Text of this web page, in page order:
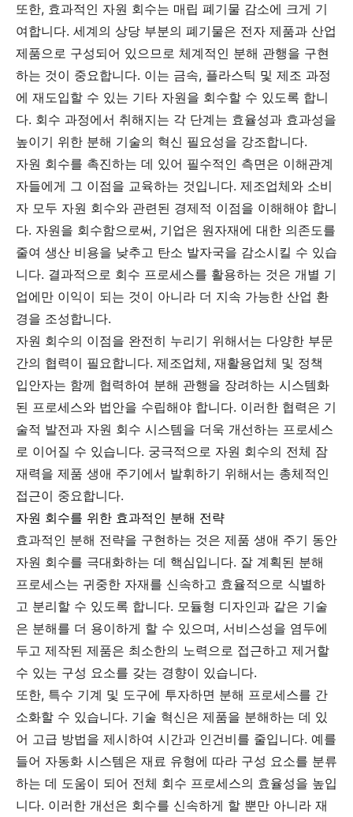
또한, 효과적인 자원 회수는 매립 폐기물 감소에 크게 기
여합니다. 세계의 상당 부분의 폐기물은 전자 제품과 산업
제품으로 구성되어 있으므로 체계적인 분해 관행을 구현
하는 것이 중요합니다. 이는 금속, 플라스틱 및 제조 과정
에 재도입할 수 있는 기타 자원을 회수할 수 있도록 합니
다. 회수 과정에서 취해지는 각 단계는 효율성과 효과성을
높이기 위한 분해 기술의 혁신 필요성을 강조합니다.
자원 회수를 촉진하는 데 있어 필수적인 측면은 이해관계
자들에게 그 이점을 교육하는 것입니다. 제조업체와 소비
자 모두 자원 회수와 관련된 경제적 이점을 이해해야 합니
다. 자원을 회수함으로써, 기업은 원자재에 대한 의존도를
줄여 생산 비용을 낮추고 탄소 발자국을 감소시킬 수 있습
니다. 결과적으로 회수 프로세스를 활용하는 것은 개별 기
업에만 이익이 되는 것이 아니라 더 지속 가능한 산업 환
경을 조성합니다.
자원 회수의 이점을 완전히 누리기 위해서는 다양한 부문
간의 협력이 필요합니다. 제조업체, 재활용업체 및 정책
입안자는 함께 협력하여 분해 관행을 장려하는 시스템화
된 프로세스와 법안을 수립해야 합니다. 이러한 협력은 기
술적 발전과 자원 회수 시스템을 더욱 개선하는 프로세스
로 이어질 수 있습니다. 궁극적으로 자원 회수의 전체 잠
재력을 제품 생애 주기에서 발휘하기 위해서는 총체적인
접근이 중요합니다.
자원 회수를 위한 효과적인 분해 전략
효과적인 분해 전략을 구현하는 것은 제품 생애 주기 동안
자원 회수를 극대화하는 데 핵심입니다. 잘 계획된 분해
프로세스는 귀중한 자재를 신속하고 효율적으로 식별하
고 분리할 수 있도록 합니다. 모듈형 디자인과 같은 기술
은 분해를 더 용이하게 할 수 있으며, 서비스성을 염두에
두고 제작된 제품은 최소한의 노력으로 접근하고 제거할
수 있는 구성 요소를 갖는 경향이 있습니다.
또한, 특수 기계 및 도구에 투자하면 분해 프로세스를 간
소화할 수 있습니다. 기술 혁신은 제품을 분해하는 데 있
어 고급 방법을 제시하여 시간과 인건비를 줄입니다. 예를
들어 자동화 시스템은 재료 유형에 따라 구성 요소를 분류
하는 데 도움이 되어 전체 회수 프로세스의 효율성을 높입
니다. 이러한 개선은 회수를 신속하게 할 뿐만 아니라 재